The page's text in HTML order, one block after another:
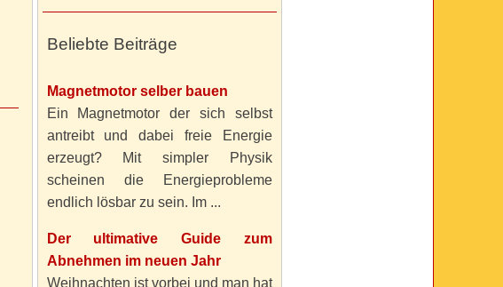
Beliebte Beiträge
Magnetmotor selber bauen
Ein Magnetmotor der sich selbst
antreibt und dabei freie Energie
erzeugt? Mit simpler Physik
scheinen die Energieprobleme
endlich lösbar zu sein. Im ...
Der ultimative Guide zum
Abnehmen im neuen Jahr
Weihnachten ist vorbei und man hat